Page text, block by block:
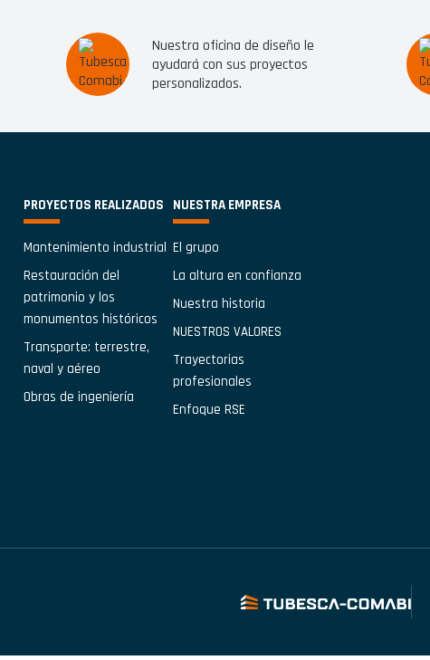
Nuestra oficina de diseño le
ayudará con sus proyectos
personalizados.
PROYECTOS REALIZADOS
Mantenimiento industrial
Restauración del
patrimonio y los
monumentos históricos
Transporte: terrestre,
naval y aéreo
Obras de ingeniería
NUESTRA EMPRESA
El grupo
La altura en confianza
Nuestra historia
NUESTROS VALORES
Trayectorias
profesionales
Enfoque RSE